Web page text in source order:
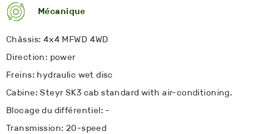
Mécanique
Châssis: 4x4 MFWD 4WD
Direction: power
Freins: hydraulic wet disc
Cabine: Steyr SK3 cab standard with air-conditioning.
Blocage du différentiel: -
Transmission: 20-speed